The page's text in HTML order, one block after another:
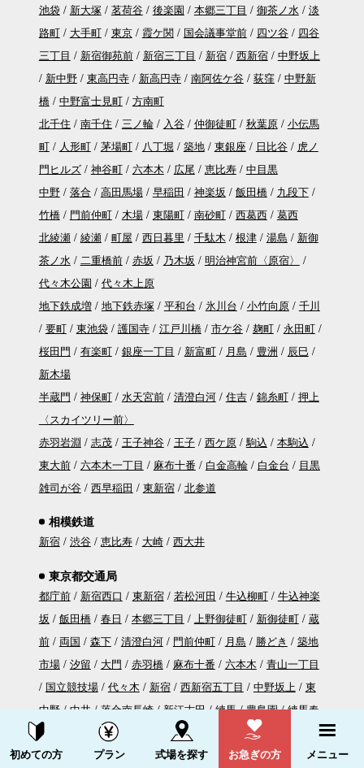
池袋
新大塚 茗荷谷 後楽園 本郷三丁目 御茶ノ水
淡
路町
大手町 東京 霞ケ関 国会議事堂前 四ツ谷
四谷
三丁目
新宿御苑前 新宿三丁目 新宿 西新宿
中野坂上
新中野
東高円寺 新高円寺 南阿佐ケ谷 荻窪
中野新
橋
中野富士見町
方南町
北千住
南千住 三ノ輪 入谷 仲御徒町 秋葉原
小伝馬
町
人形町 茅場町 八丁堀 築地 東銀座 日比谷
虎ノ
門ヒルズ
神谷町 六本木 広尾 恵比寿
中目黒
中野
落合 高田馬場 早稲田 神楽坂 飯田橋
九段下
竹橋
門前仲町 木場 東陽町 南砂町 西葛西
葛西
北綾瀬
綾瀬 町屋 西日暮里 千駄木 根津 湯島
新御
茶ノ水
二重橋前 赤坂 乃木坂
明治神宮前〈原宿〉
代々木公園
代々木上原
地下鉄成増
地下鉄赤塚 平和台 氷川台 小竹向原
千川
要町
東池袋 護国寺 江戸川橋 市ケ谷 麹町
永田町
桜田門
有楽町 銀座一丁目 新富町 月島 豊洲
辰巳
新木場
半蔵門
神保町 水天宮前 清澄白河 住吉 錦糸町
押上
〈スカイツリー前〉
赤羽岩淵
志茂 王子神谷 王子 西ケ原 駒込
本駒込
東大前
六本木一丁目 麻布十番 白金高輪 白金台
目黒
雑司が谷
西早稲田 東新宿 北参道
相模鉄道
新宿 渋谷 恵比寿 大崎 西大井
東京都交通局
都庁前 新宿西口 東新宿 若松河田 牛込柳町
牛込神楽
坂
飯田橋 春日 本郷三丁目 上野御徒町 新御徒町
蔵
前
両国 森下 清澄白河 門前仲町 月島 勝どき
築地
市場
汐留 大門 赤羽橋 麻布十番 六本木
青山一丁目
国立競技場
代々木 新宿 西新宿五丁目 中野坂上
東
中野
中井 落合南長崎 新江古田 練馬 豊島園
練馬春
日町
光が丘
西馬込
馬込 中延 戸越 五反田 高輪台 泉岳寺 三田
資料請求する 電話をかける
初めての方 プラン 式場を探す お急ぎの方 メニュー